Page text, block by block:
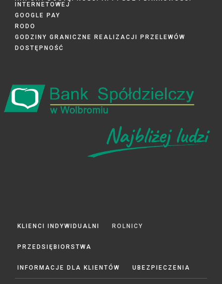
INTERNETOWEJ
GOOGLE PAY
RODO
GODZINY GRANICZNE REALIZACJI PRZELEWÓW
DOSTĘPNOŚĆ
KLIENCI INDYWIDUALNI ROLNICY
PRZEDSIĘBIORSTWA
INFORMACJE DLA KLIENTÓW UBEZPIECZENIA